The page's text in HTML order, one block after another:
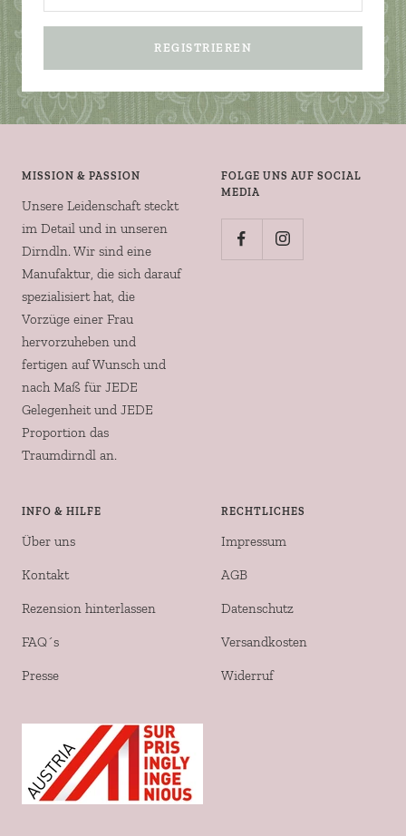
REGISTRIEREN
MISSION & PASSION
Unsere Leidenschaft steckt
im Detail und in unseren
Dirndln. Wir sind eine
Manufaktur, die sich darauf
spezialisiert hat, die
Vorzüge einer Frau
hervorzuheben und
fertigen auf Wunsch und
nach Maß für JEDE
Gelegenheit und JEDE
Proportion das
Traumdirndl an.
FOLGE UNS AUF SOCIAL
MEDIA
INFO & HILFE
Über uns
Kontakt
Rezension hinterlassen
FAQ´s
Presse
RECHTLICHES
Impressum
AGB
Datenschutz
Versandkosten
Widerruf